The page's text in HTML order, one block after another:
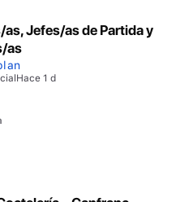
Jefes/as de Partida y
as
Hace 1 d